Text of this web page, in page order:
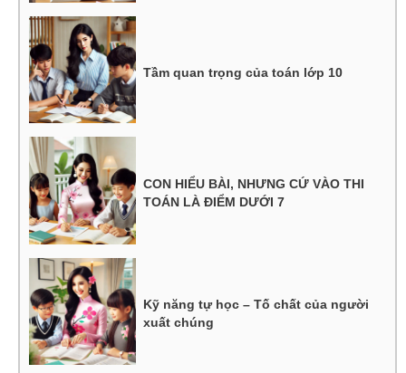
Tầm quan trọng của toán lớp 10
CON HIỂU BÀI, NHƯNG CỨ VÀO THI
TOÁN LÀ ĐIỂM DƯỚI 7
Kỹ năng tự học – Tố chất của người
xuất chúng